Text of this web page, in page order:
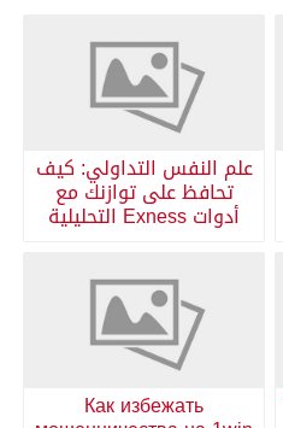
علم النفس التداولي: كيف
تحافظ على توازنك مع
أدوات Exness التحليلية
Как избежать